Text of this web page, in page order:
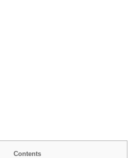
Contents